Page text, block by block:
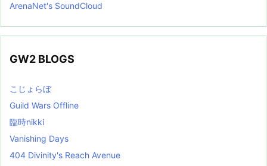
ArenaNet's SoundCloud
GW2 BLOGS
こじょらぼ
Guild Wars Offline
臨時nikki
Vanishing Days
404 Divinity's Reach Avenue